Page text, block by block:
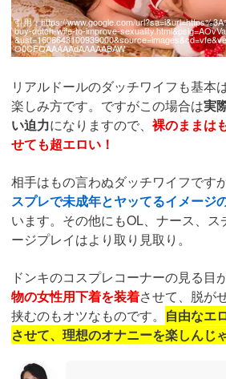
引用：https://www.google.com/
buy-dutch-wife-to-improve-
O0CFQAAAAAdAAAAABAW
リアルドールのダッチワイフも基本
楽しみ方です。ですがこの場合は実
い迫力になりますので、 裸のままは
せても超エロい！
相手はもの言わぬダッチワイフですか
スプレで未成年とヤッてるイメージ
います。その他にもOL、ナース、ス
ージプレイはより取り見取り。
ドンキのコスプレコーナーの見る目
物の女性用下着を装着させて、脱が
挟むのもオツなものです。 自由なエ
させて、理想のオナニーを楽しんじ